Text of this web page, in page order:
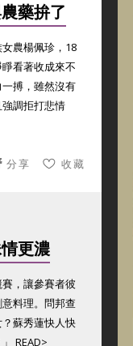
藥拚了
農楊佩珍，18
看著收成來不
搏，雖然沒有
調拒打悲情
收藏
分享
更濃
，讓參賽者彼
料理。問邦查
蘇秀蓮快人快
READ>